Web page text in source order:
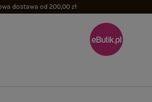
dostawa od 200,00 zł